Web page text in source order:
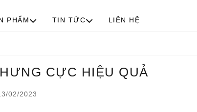
PHẨM TIN TỨC LIÊN HỆ
CỰC HIỆU QUẢ
02/2023